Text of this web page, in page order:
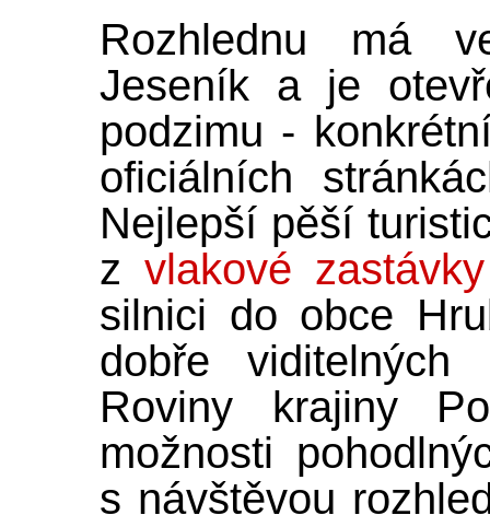
Rozhlednu má
Jeseník a je
podzimu -
oficiálních
Nejlepší pěší
z vlakové
silnici do obce
dobře viditelných
Roviny krajiny
možnosti
s návštěvou